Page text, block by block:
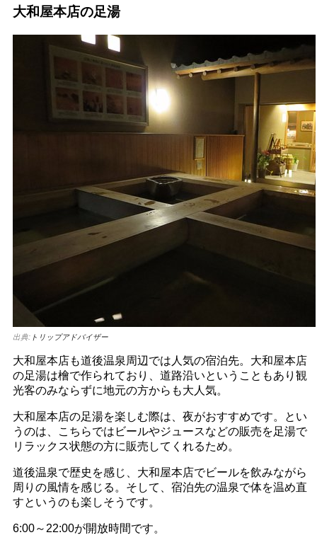
大和屋本店の足湯
出典: トリップアドバイザー
大和屋本店も道後温泉周辺では人気の宿泊先。大和屋本店
の足湯は檜で作られており、道路沿いということもあり観
光客のみならずに地元の方からも大人気。
大和屋本店の足湯を楽しむ際は、夜がおすすめです。とい
うのは、こちらではビールやジュースなどの販売を足湯で
リラックス状態の方に販売してくれるため。
道後温泉で歴史を感じ、大和屋本店でビールを飲みながら
周りの風情を感じる。そして、宿泊先の温泉で体を温め直
すというのも楽しそうです。
6:00～22:00が開放時間です。